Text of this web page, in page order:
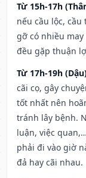
Từ 15h-17h
nếu cầu lộc,
gỡ có nhiều
đều gặp thuận
Từ 17h-19h
cãi cọ, gây
tốt nhất nên
tránh lây bệnh.
luận, việc
phải đi vào giờ
đả hay cãi nhau.